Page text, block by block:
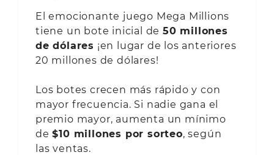
El emocionante juego Mega Millions
tiene un bote inicial de50 millones
de dólares ¡en lugar de los anteriores
20 millones de dólares!
Los botes crecen más rápido y con
mayor frecuencia. Si nadie gana el
premio mayor, aumenta un mínimo
de$10 millones por sorteo, según
las ventas.